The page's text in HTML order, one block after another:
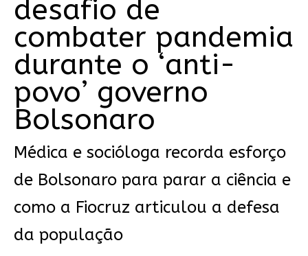
desafio de
combater pandemia
durante o ‘anti-
povo’ governo
Bolsonaro
Médica e socióloga recorda esforço
de Bolsonaro para parar a ciência e
como a Fiocruz articulou a defesa
da população